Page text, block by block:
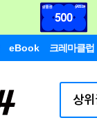
eBook 크레마클럽